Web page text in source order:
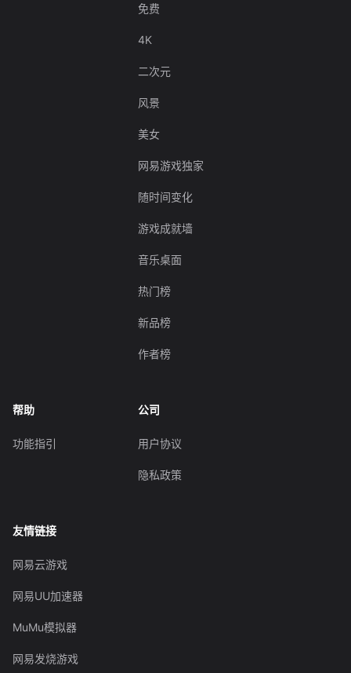
免费
4K
二次元
风景
美女
网易游戏独家
随时间变化
游戏成就墙
音乐桌面
热门榜
新品榜
作者榜
帮助
功能指引
公司
用户协议
隐私政策
友情链接
网易云游戏
网易UU加速器
MuMu模拟器
网易发烧游戏